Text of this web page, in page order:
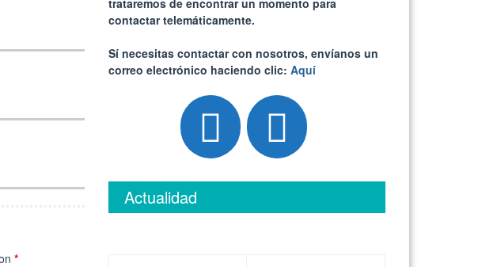
*
trataremos de encontrar un momento para
contactar telemáticamente.
Sí necesitas contactar con nosotros, envíanos un
correo electrónico haciendo clic: Aquí
Actualidad